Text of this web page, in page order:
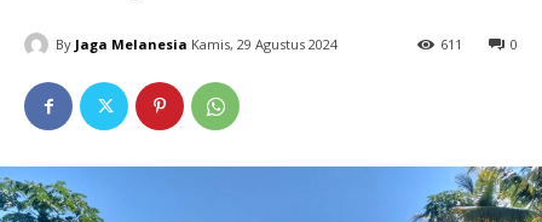
By Jaga Melanesia Kamis, 29 Agustus 2024 0
611